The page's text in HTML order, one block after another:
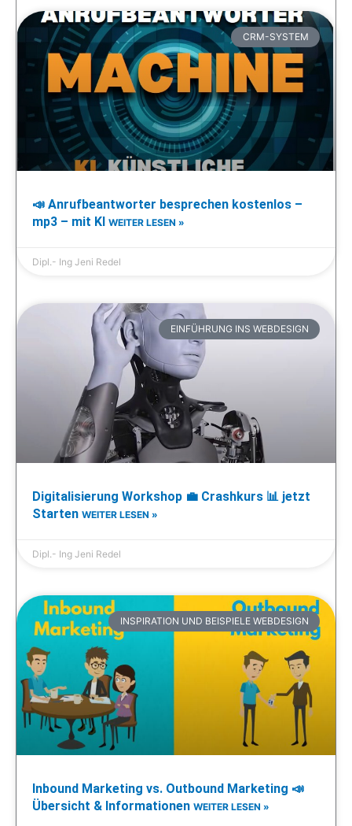
CRM-SYSTEM
📣 Anrufbeantworter besprechen kostenlos –
mp3 – mit KI WEITER LESEN »
Dipl.- Ing Jeni Redel
EINFÜHRUNG INS WEBDESIGN
Digitalisierung Workshop 💼 Crashkurs 📊 jetzt
Starten WEITER LESEN »
Dipl.- Ing Jeni Redel
INSPIRATION UND BEISPIELE WEBDESIGN
Inbound Marketing vs. Outbound Marketing 📣
Übersicht & Informationen WEITER LESEN »